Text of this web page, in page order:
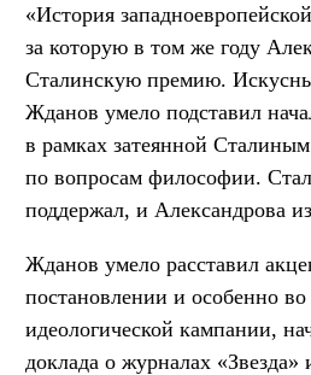
«История
за которую в том же году
Сталинскую премию.
Жданов умело подставил
в рамках затеянной
по вопросам философии.
поддержал, и Александрова
Жданов умело расставил
постановлении и особенно
идеологической кампании,
доклада о журналах «Звезда»